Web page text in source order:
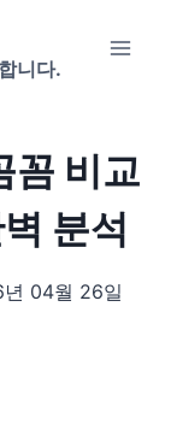
니다.
꼼 비교
분석
04월 26일